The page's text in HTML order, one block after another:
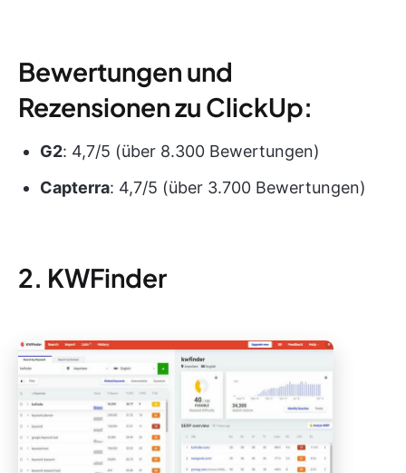
Bewertungen und
Rezensionen zu ClickUp:
G2: 4,7/5 (über 8.300 Bewertungen)
Capterra: 4,7/5 (über 3.700 Bewertungen)
2. KWFinder